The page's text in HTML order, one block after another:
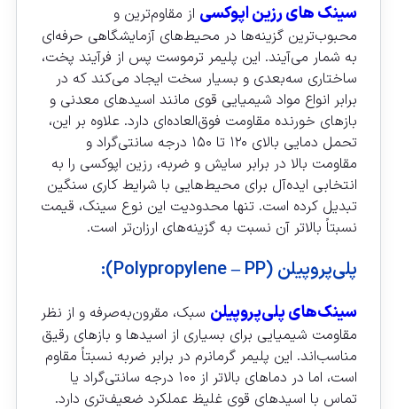
سینک‌ های رزین اپوکسی از مقاوم‌ترین و
محبوب‌ترین گزینه‌ها در محیط‌های آزمایشگاهی حرفه‌ای
به شمار می‌آیند. این پلیمر ترموست پس از فرآیند پخت،
ساختاری سه‌بعدی و بسیار سخت ایجاد می‌کند که در
برابر انواع مواد شیمیایی قوی مانند اسیدهای معدنی و
بازهای خورنده مقاومت فوق‌العاده‌ای دارد. علاوه بر این،
تحمل دمایی بالای ۱۲۰ تا ۱۵۰ درجه سانتی‌گراد و
مقاومت بالا در برابر سایش و ضربه، رزین اپوکسی را به
انتخابی ایده‌آل برای محیط‌هایی با شرایط کاری سنگین
تبدیل کرده است. تنها محدودیت این نوع سینک، قیمت
نسبتاً بالاتر آن نسبت به گزینه‌های ارزان‌تر است.
پلی‌پروپیلن (Polypropylene – PP):
سینک‌های پلی‌پروپیلن سبک، مقرون‌به‌صرفه و از نظر
مقاومت شیمیایی برای بسیاری از اسیدها و بازهای رقیق
مناسب‌اند. این پلیمر گرمانرم در برابر ضربه نسبتاً مقاوم
است، اما در دماهای بالاتر از ۱۰۰ درجه سانتی‌گراد یا
تماس با اسیدهای قوی غلیظ عملکرد ضعیف‌تری دارد.